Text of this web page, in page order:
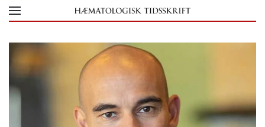
Skip to main content